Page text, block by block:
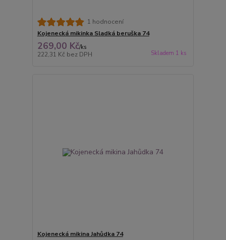
1 hodnocení
Kojenecká mikinka Sladká beruška 74
269,00 Kč/ks
222,31 Kč bez DPH Skladem 1 ks
Kojenecká mikina Jahůdka 74